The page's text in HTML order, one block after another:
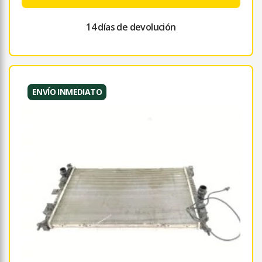
14 días de devolución
ENVÍO INMEDIATO